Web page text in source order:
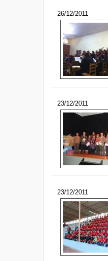
26/12/2011
23/12/2011
23/12/2011